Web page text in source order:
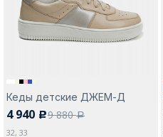
Кеды детские ДЖЕМ-Д
4 940 c9 880a
32, 33